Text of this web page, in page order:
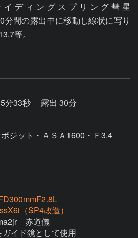
ディングスプリング彗星
分間の露出中に移動し線状に写り
等。
分33秒
露出 30分
ジット・ＡＳＡ1600・Ｆ3.4
（SP4改造）
　赤道儀
イド鏡として使用